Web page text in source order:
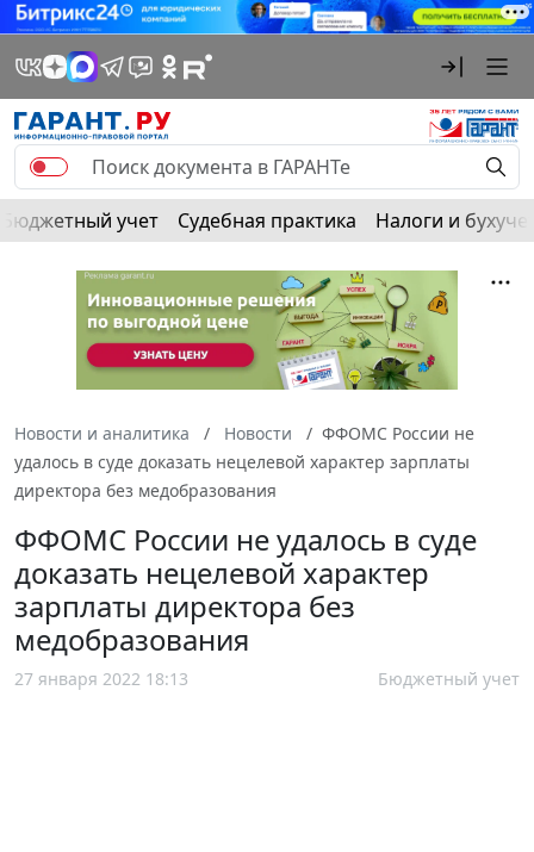
Бюджетный учет Судебная практика Налоги и
Новости и аналитика Новости
ФФОМС России не
удалось в суде доказать нецелевой характер зарплаты
директора без медобразования
ФФОМС России не удалось в суде
доказать нецелевой характер
зарплаты директора без
медобразования
27 января 2022 18:13 Бюджетный учет